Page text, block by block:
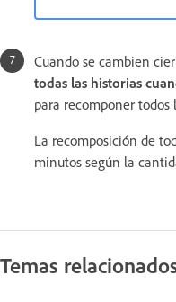
Cuando se cambien
todas las historias
para recomponer todos
La recomposición de
minutos según la
Temas